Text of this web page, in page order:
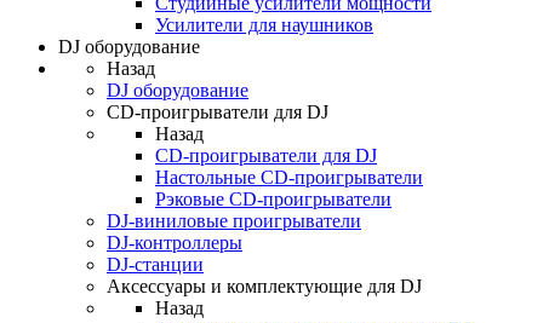
Усилители для наушников
DJ оборудование
Назад
DJ оборудование
CD-проигрыватели для DJ
Назад
CD-проигрыватели для DJ
Настольные CD-проигрыватели
Рэковые CD-проигрыватели
DJ-виниловые проигрыватели
DJ-контроллеры
DJ-станции
Аксессуары и комплектующие для DJ
Назад